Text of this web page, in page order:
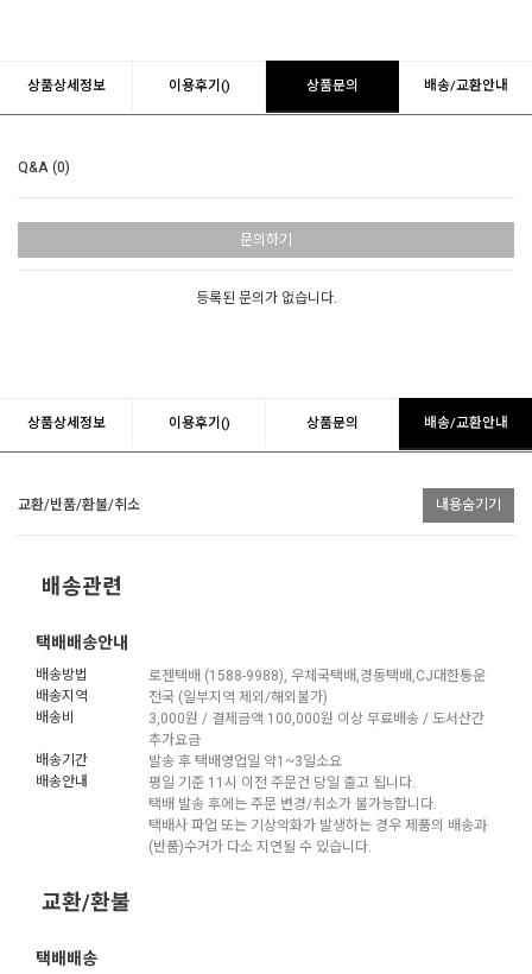
상품상세정보 이용후기() 상품문의 배송/교환안내
Q&A (0)
문의하기
등록된 문의가 없습니다.
상품상세정보 이용후기() 상품문의 배송/교환안내
교환/반품/환불/취소 내용숨기기
배송관련
택배배송안내
배송방법
로젠택배 (1588-9988), 우체국택배,경동택배,CJ대한통운
배송지역
전국 (일부지역 제외/해외불가)
배송비
3,000원 / 결제금액 100,000원 이상 무료배송 / 도서산간
추가요금
배송기간
발송 후 택배영업일 약1~3일소요
배송안내
평일 기준 11시 이전 주문건 당일 출고 됩니다.
택배 발송 후에는 주문 변경/취소가 불가능합니다.
택배사 파업 또는 기상악화가 발생하는 경우 제품의 배송과
(반품)수거가 다소 지연될 수 있습니다.
교환/환불
택배배송